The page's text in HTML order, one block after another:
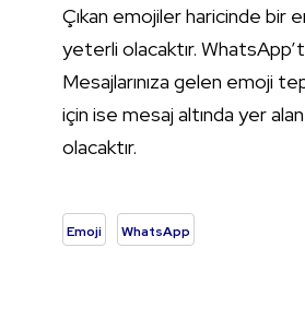
Çıkan emojiler haricinde bir
yeterli olacaktır.
Mesajlarınıza gelen emoji
için ise mesaj altında yer
olacaktır.
Emoji WhatsApp